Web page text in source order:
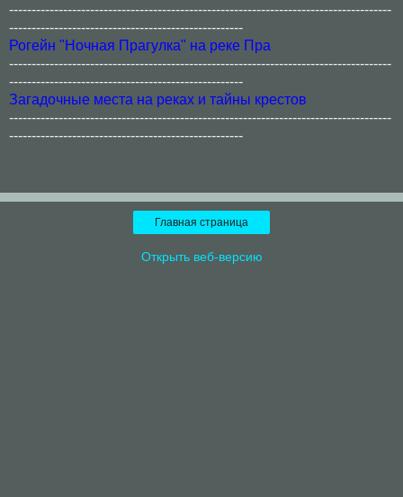
-------------------------------------------------------------------------------------
----------------------------------------------------
Рогейн "Ночная Прагулка" на реке Пра
-------------------------------------------------------------------------------------
----------------------------------------------------
Загадочные места на реках и тайны крестов
-------------------------------------------------------------------------------------
----------------------------------------------------
Главная страница
Открыть веб-версию